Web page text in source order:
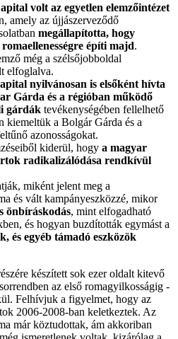
volt az egyetlen elemzőintézet
amely az újjászerveződő
megállapította, hogy
építi majd.
még a szélsőjobboldal
elfoglalva.
nyilvánosan is elsőként hívta
Gárda és a régióban működő
gárdák tevékenységében fellelhető
kiemeltük a Bolgár Gárda és a
azonosságokat.
kiderül, hogy a magyar
radikalizálódása rendkívül
miként jelent meg a
és vált kampányeszközzé, mikor
önbíráskodás, mint elfogadható
és hogyan buzdították egymást a
és egyéb támadó eszközök
készített sok ezer oldalt kitevő
az első romagyilkosságig -
Felhívjuk a figyelmet, hogy az
2006-2008-ban keletkeztek. Az
már köztudottak, ám akkoriban